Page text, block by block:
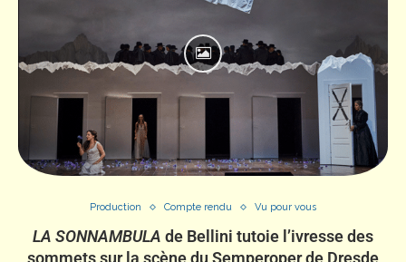
Production Compte rendu Vu pour vous
LA SONNAMBULA de Bellini tutoie l’ivresse des
sommets sur la scène du Semperoper de Dresde